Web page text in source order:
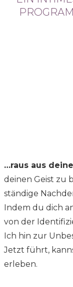
…raus aus
deinen Geist zu
ständige
Indem du dich
von der
Ich hin zur
Jetzt führt,
erleben.